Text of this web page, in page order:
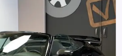
sportstuurwiel
+ hard disk
auto